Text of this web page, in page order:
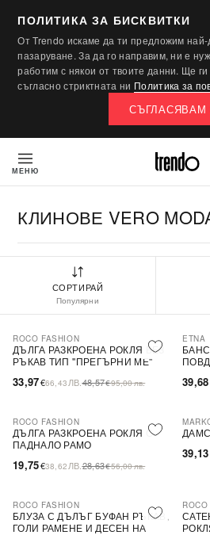
ПОЛИТИКА ЗА БИСКВИТКИ
От Trendo искаме да ти предложим
пазаруване. За да го направим, ни е
работим с някои от твоите данни. Ще
съгласно стриктната ни Политика за
СЪГЛАСЯВАМ
МЕНЮ
КЛИНОВЕ VERO
СОРТИРАЙ
Популярни
-30%
ROCO FASHION
ДЪЛГА РАЗКРОЕНА РОКЛЯ БЕЗ
РЪКАВ ТИП ''ПРЕГЪРНИ МЕ''
33,97€66,43 ЛВ.48,57€95,00лв.
ETNA
39,68
-31%
ROCO FASHION
ДЪЛГА РАЗКРОЕНА РОКЛЯ С
ПАДНАЛО РАМО
19,75€38,62 ЛВ.28,63€56,00лв.
39,13
-30%
ROCO FASHION
БЛУЗА С ДЪЛЪГ БУФАН РЪКАВ,
ГОЛИ РАМЕНЕ И ДЕСЕН НА
-